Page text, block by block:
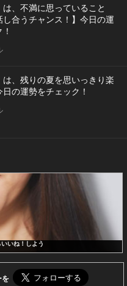
は、不満に思っていること
し合うチャンス！】今日の運
は、残りの夏を思いっきり楽
の運勢をチェック！
いね！しよう